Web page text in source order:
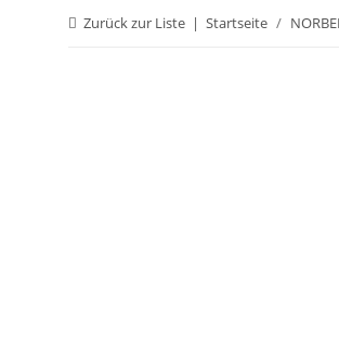
Zurück zur Liste Startseite